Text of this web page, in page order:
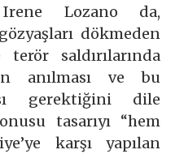
Lozano da,
dökmeden
saldırılarında
anılması ve bu
gerektiğini dile
tasarıyı “hem
karşı yapılan